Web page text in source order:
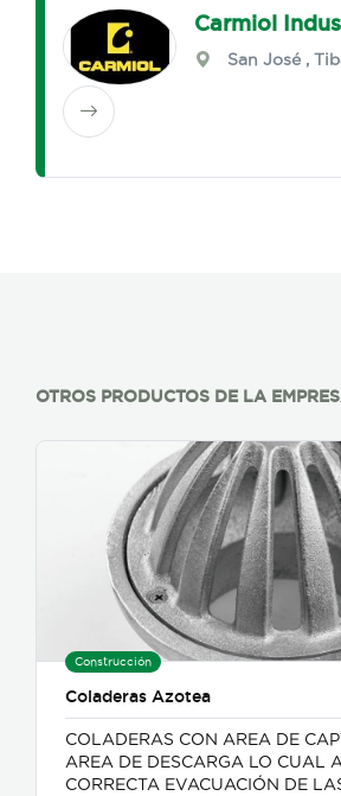
Carmiol
San José ,
OTROS PRODUCTOS DE LA
Construcción
Coladeras Azotea
COLADERAS CON AREA DE
AREA DE DESCARGA LO CUAL
CORRECTA EVACUACIÓN DE